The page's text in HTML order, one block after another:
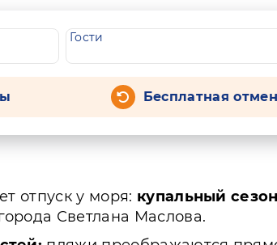
Гости
Бесплатная
отпуск у моря: купальный
Светлана Маслова.